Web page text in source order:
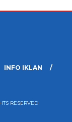
INFO IKLAN
RESERVED